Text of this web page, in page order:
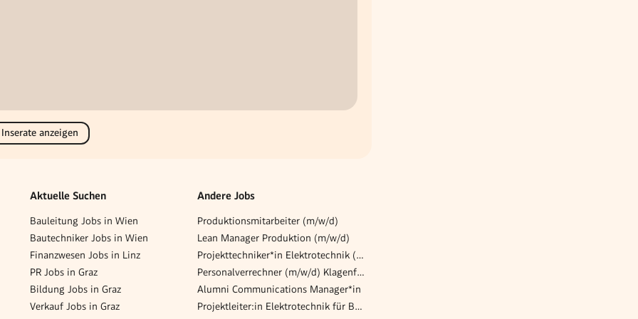
anzeigen
Aktuelle Suchen
Bauleitung Jobs in Wien
Bautechniker Jobs in Wien
Finanzwesen Jobs in Linz
PR Jobs in Graz
Bildung Jobs in Graz
Verkauf Jobs in Graz
Andere Jobs
Produktionsmitarbeiter (m/w/d)
Lean Manager Produktion (m/w/d)
Projekttechniker*in Elektrotechnik (m/w/d)
Personalverrechner (m/w/d) Klagenfurt
Alumni Communications Manager*in
Projektleiter:in Elektrotechnik für Bauprojekte (m/w/d)